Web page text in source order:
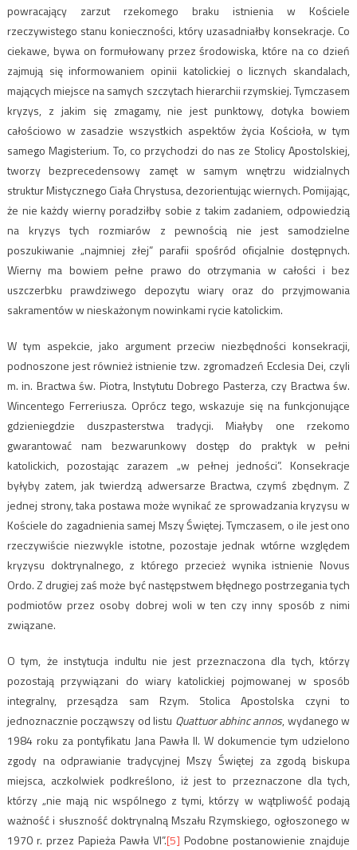
powracający zarzut rzekomego braku istnienia w Kościele
rzeczywistego stanu konieczności, który uzasadniałby konsekracje. Co
ciekawe, bywa on formułowany przez środowiska, które na co dzień
zajmują się informowaniem opinii katolickiej o licznych skandalach,
mających miejsce na samych szczytach hierarchii rzymskiej. Tymczasem
kryzys, z jakim się zmagamy, nie jest punktowy, dotyka bowiem
całościowo w zasadzie wszystkich aspektów życia Kościoła, w tym
samego Magisterium. To, co przychodzi do nas ze Stolicy Apostolskiej,
tworzy bezprecedensowy zamęt w samym wnętrzu widzialnych
struktur Mistycznego Ciała Chrystusa, dezorientując wiernych. Pomijając,
że nie każdy wierny poradziłby sobie z takim zadaniem, odpowiedzią
na kryzys tych rozmiarów z pewnością nie jest samodzielne
poszukiwanie „najmniej złej” parafii spośród oficjalnie dostępnych.
Wierny ma bowiem pełne prawo do otrzymania w całości i bez
uszczerbku prawdziwego depozytu wiary oraz do przyjmowania
sakramentów w nieskażonym nowinkami rycie katolickim.
W tym aspekcie, jako argument przeciw niezbędności konsekracji,
podnoszone jest również istnienie tzw. zgromadzeń Ecclesia Dei, czyli
m. in. Bractwa św. Piotra, Instytutu Dobrego Pasterza, czy Bractwa św.
Wincentego Ferreriusza. Oprócz tego, wskazuje się na funkcjonujące
gdzieniegdzie duszpasterstwa tradycji. Miałyby one rzekomo
gwarantować nam bezwarunkowy dostęp do praktyk w pełni
katolickich, pozostając zarazem „w pełnej jedności”. Konsekracje
byłyby zatem, jak twierdzą adwersarze Bractwa, czymś zbędnym. Z
jednej strony, taka postawa może wynikać ze sprowadzania kryzysu w
Kościele do zagadnienia samej Mszy Świętej. Tymczasem, o ile jest ono
rzeczywiście niezwykle istotne, pozostaje jednak wtórne względem
kryzysu doktrynalnego, z którego przecież wynika istnienie Novus
Ordo. Z drugiej zaś może być następstwem błędnego postrzegania tych
podmiotów przez osoby dobrej woli w ten czy inny sposób z nimi
związane.
O tym, że instytucja indultu nie jest przeznaczona dla tych, którzy
pozostają przywiązani do wiary katolickiej pojmowanej w sposób
integralny, przesądza sam Rzym. Stolica Apostolska czyni to
jednoznacznie począwszy od listu Quattuor abhinc annos, wydanego w
1984 roku za pontyfikatu Jana Pawła II. W dokumencie tym udzielono
zgody na odprawianie tradycyjnej Mszy Świętej za zgodą biskupa
miejsca, aczkolwiek podkreślono, iż jest to przeznaczone dla tych,
którzy „nie mają nic wspólnego z tymi, którzy w wątpliwość podają
ważność i słuszność doktrynalną Mszału Rzymskiego, ogłoszonego w
1970 r. przez Papieża Pawła VI”.[5] Podobne postanowienie znajduje